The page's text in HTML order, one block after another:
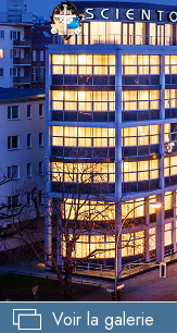
Voir la galerie